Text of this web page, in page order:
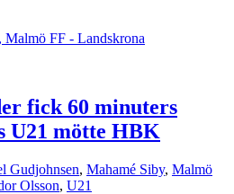
fick 60 minuters
U21 mötte HBK
Gudjohnsen, Mahamé Siby, Malmö
Olsson, U21